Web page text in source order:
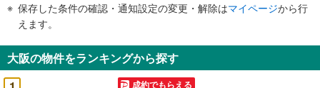
知
を
受
保存した条件の確認・通知設定の変更・解除はマイページから行
えます。
大阪の物件をランキングから探す
成約でもらえる